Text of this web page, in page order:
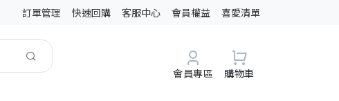
訂單管理 快速回購 客服中心 會員權益 喜愛清單
會員專區 購物車